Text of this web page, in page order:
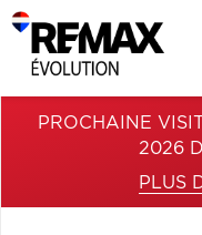
PROCHAINE
2026
PLUS